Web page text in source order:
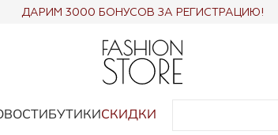
ДАРИМ 3000 БОНУСОВ ЗА РЕГИСТРАЦИЮ!
БУТИКИСКИДКИ